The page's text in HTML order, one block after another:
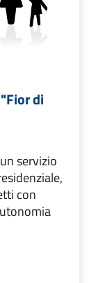
di
servizio
con